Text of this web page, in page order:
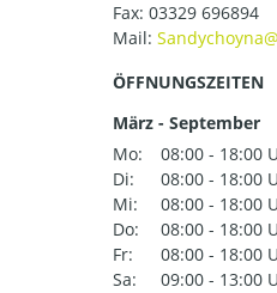
Fax: 03329 696894
Mail:
ÖFFNUNGSZEITEN
März - September
Mo:
08:00 - 18:00
Di:
08:00 - 18:00
Mi:
08:00 - 18:00
Do:
08:00 - 18:00
Fr:
08:00 - 18:00
Sa:
09:00 - 13:00